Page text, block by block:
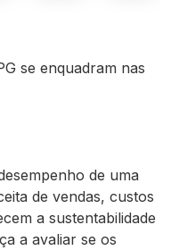
se enquadram nas
de uma
de vendas, custos
a sustentabilidade
a avaliar se os